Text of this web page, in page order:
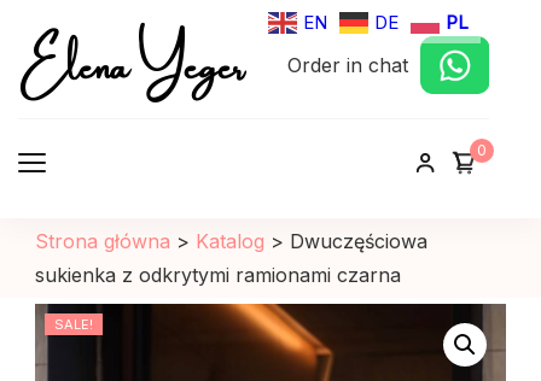
EN DE PL
Elena Yeger
Sklep internetowy odziez damska
Order in chat
0
Strona główna > Katalog > Dwuczęściowa
sukienka z odkrytymi ramionami czarna
SALE!